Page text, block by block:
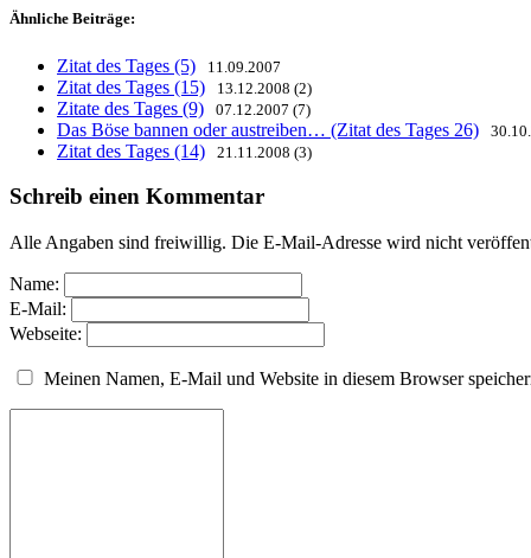
Ähnliche Beiträge:
Zitat des Tages (5) 11.09.2007
Zitat des Tages (15) 13.12.2008 (2)
Zitate des Tages (9) 07.12.2007 (7)
Das Böse bannen oder austreiben… (Zitat des Tages 26)
Zitat des Tages (14) 21.11.2008 (3)
Schreib einen Kommentar
Alle Angaben sind freiwillig. Die E-Mail-Adresse wird nicht
Name:
E-Mail:
Webseite:
Meinen Namen, E-Mail und Website in diesem Browser